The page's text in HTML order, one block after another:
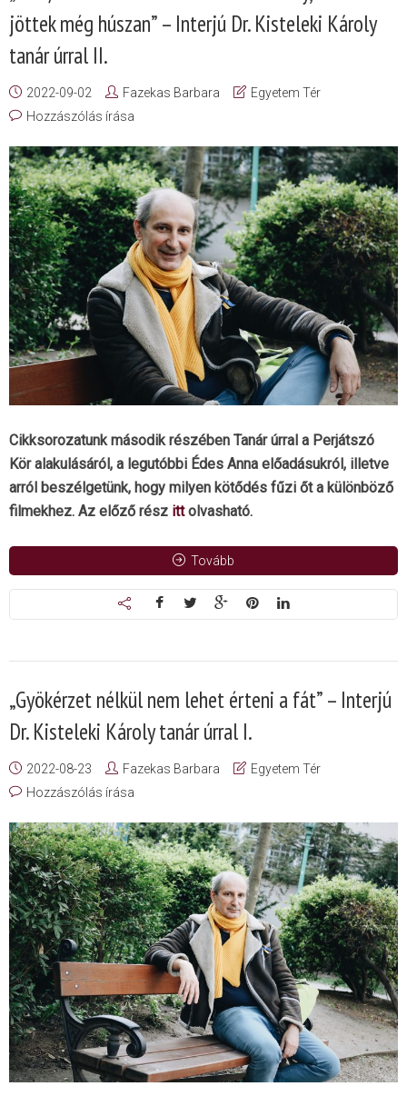
jöttek még húszan” – Interjú Dr. Kisteleki Károly
tanár úrral II.
2022-09-02 Fazekas Barbara
Egyetem Tér
Hozzászólás írása
Cikksorozatunk második részében Tanár úrral a Perjátszó
Kör alakulásáról, a legutóbbi Édes Anna előadásukról, illetve
arról beszélgetünk, hogy milyen kötődés fűzi őt a különböző
filmekhez. Az előző rész ittolvasható.
Tovább
„Gyökérzet nélkül nem lehet érteni a fát” – Interjú
Dr. Kisteleki Károly tanár úrral I.
2022-08-23 Fazekas Barbara
Egyetem Tér
Hozzászólás írása